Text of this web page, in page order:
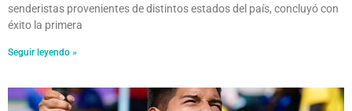
senderistas provenientes de distintos estados del país, concluyó con
éxito la primera
Seguir leyendo »